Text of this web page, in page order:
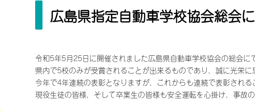
広島県指定自動車学校協会総会
令和5年5月25日に開催されました広島県自動車学校協会の総会に
県内で5校のみが受賞されることが出来るものであり、誠に光栄に
今年で4年連続の表彰となりますが、これからも連続で表彰される
現役生徒の皆様、そして卒業生の皆様も安全運転を心掛け、事故